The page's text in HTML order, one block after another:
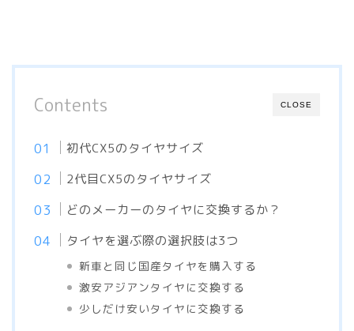
CLOSE
Contents
初代CX5のタイヤサイズ
2代目CX5のタイヤサイズ
どのメーカーのタイヤに交換するか？
タイヤを選ぶ際の選択肢は3つ
新車と同じ国産タイヤを購入する
激安アジアンタイヤに交換する
少しだけ安いタイヤに交換する